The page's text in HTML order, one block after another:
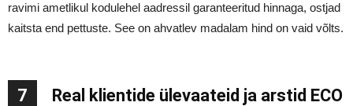
ravimi ametlikul kodulehel aadressil garanteeritud hinnaga, ostjad
kaitsta end pettuste. See on ahvatlev madalam hind on vaid võlts.
7 Real klientide ülevaateid ja arstid ECO